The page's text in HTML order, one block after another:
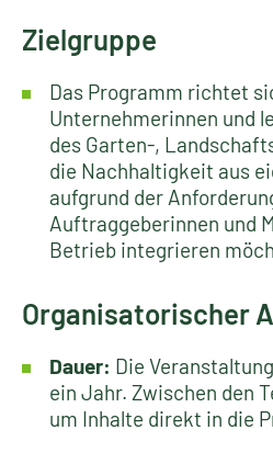
Zielgruppe
Das Programm richtet
Unternehmerinnen und
des Garten-,
die Nachhaltigkeit aus
aufgrund der
Auftraggeberinnen und
Betrieb integrieren
Organisatorischer
Dauer: Die
ein Jahr. Zwischen den
um Inhalte direkt in die